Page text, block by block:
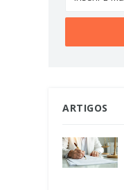
ARTIGOS